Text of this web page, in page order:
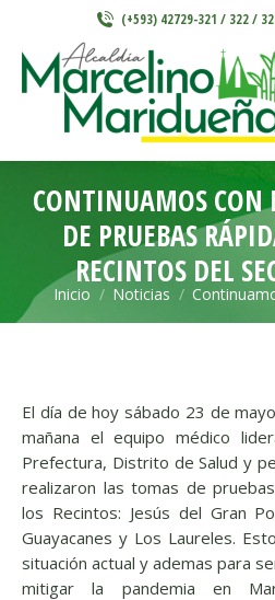
(+593) 42729-321 / 322 /
CONTINUAMOS CON
DE PRUEBAS
RECINTOS DEL
Estás aquí:
Inicio Noticias
El día de hoy sábado 23 de
mañana el equipo médico
Prefectura, Distrito de Salud y
realizaron las tomas de
los Recintos: Jesús del Gran
Guayacanes y Los Laureles.
situación actual y ademas para
mitigar la pandemia en